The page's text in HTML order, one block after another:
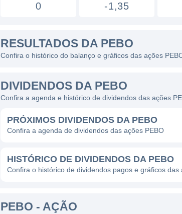
0 -1,35
RESULTADOS DA PEBO
Confira o histórico do balanço e gráficos das ações
DIVIDENDOS DA PEBO
Confira a agenda e histórico de dividendos das ações
PRÓXIMOS DIVIDENDOS DA PEBO
Confira a agenda de dividendos das ações PEBO
HISTÓRICO DE DIVIDENDOS DA PEBO
Confira o histórico de dividendos pagos e gráficos das
PEBO - AÇÃO